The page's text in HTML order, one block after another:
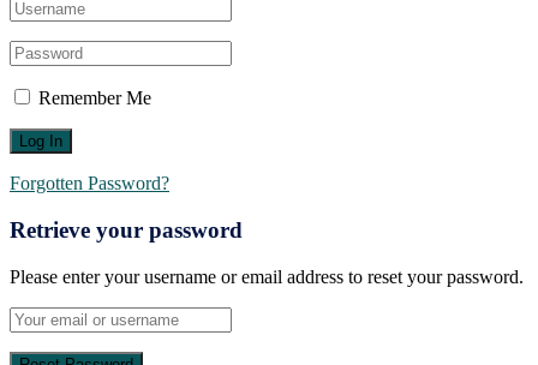
Remember Me
Forgotten Password?
Retrieve your password
Please enter your username or email address to reset your password.